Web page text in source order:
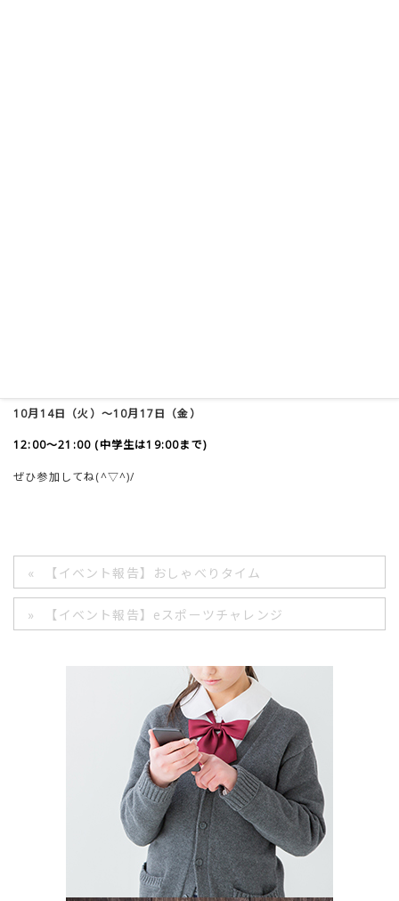
10月14日（火）～10月17日（金）
12:00～21:00 (中学生は19:00まで)
ぜひ参加してね(^▽^)/
【イベント報告】おしゃべりタイム
【イベント報告】eスポーツチャレンジ